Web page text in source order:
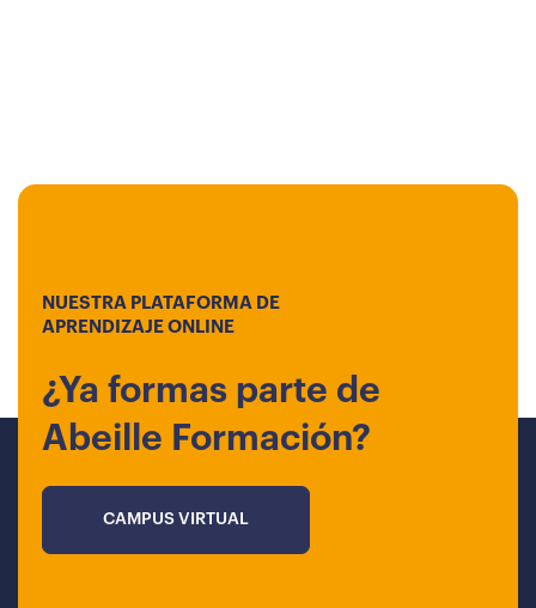
NUESTRA PLATAFORMA DE
APRENDIZAJE ONLINE
¿Ya formas parte de
Abeille Formación?
CAMPUS VIRTUAL